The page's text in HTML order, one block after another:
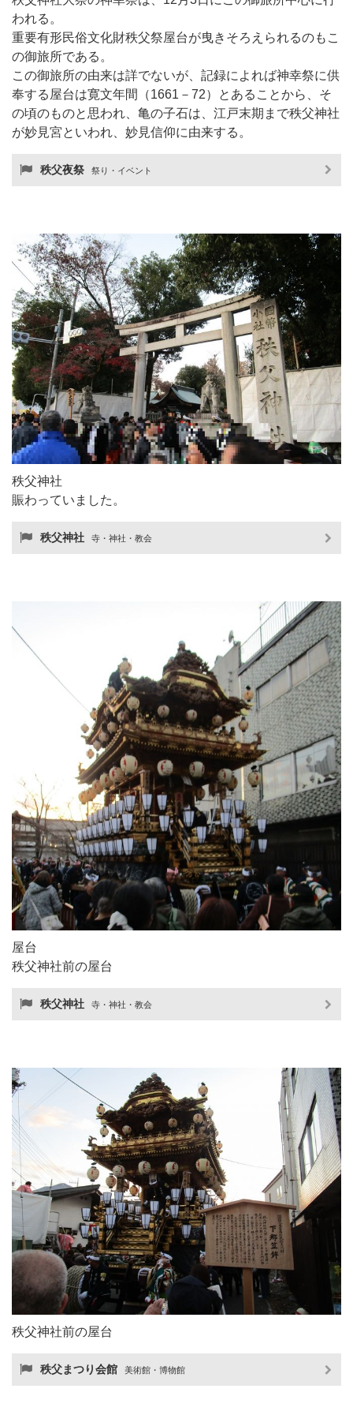
われる。
重要有形民俗文化財秩父祭屋台が曳きそろえられるのもこ
の御旅所である。
この御旅所の由来は詳でないが、記録によれば神幸祭に供
奉する屋台は寛文年間（1661－72）とあることから、そ
の頃のものと思われ、亀の子石は、江戸末期まで秩父神社
が妙見宮といわれ、妙見信仰に由来する。
秩父夜祭 祭り・イベント
秩父神社
賑わっていました。
秩父神社 寺・神社・教会
屋台
秩父神社前の屋台
秩父神社 寺・神社・教会
秩父神社前の屋台
秩父まつり会館 美術館・博物館